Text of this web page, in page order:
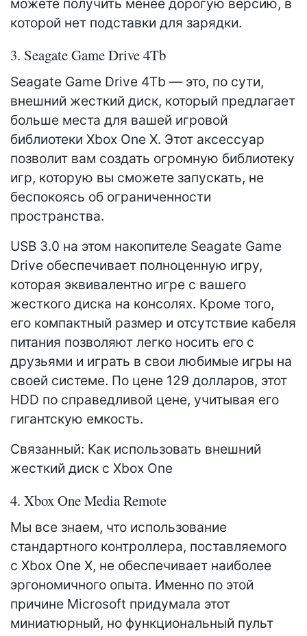
можете получить менее дорогую версию, в
которой нет подставки для зарядки.
3. Seagate Game Drive 4Tb
Seagate Game Drive 4Tb — это, по сути,
внешний жесткий диск, который предлагает
больше места для вашей игровой
библиотеки Xbox One X. Этот аксессуар
позволит вам создать огромную библиотеку
игр, которую вы сможете запускать, не
беспокоясь об ограниченности
пространства.
USB 3.0 на этом накопителе Seagate Game
Drive обеспечивает полноценную игру,
которая эквивалентно игре с вашего
жесткого диска на консолях. Кроме того,
его компактный размер и отсутствие кабеля
питания позволяют легко носить его с
друзьями и играть в свои любимые игры на
своей системе. По цене 129 долларов, этот
HDD по справедливой цене, учитывая его
гигантскую емкость.
Связанный: Как использовать внешний
жесткий диск с Xbox One
4. Xbox One Media Remote
Мы все знаем, что использование
стандартного контроллера, поставляемого
с Xbox One X, не обеспечивает наиболее
эргономичного опыта. Именно по этой
причине Microsoft придумала этот
миниатюрный, но функциональный пульт